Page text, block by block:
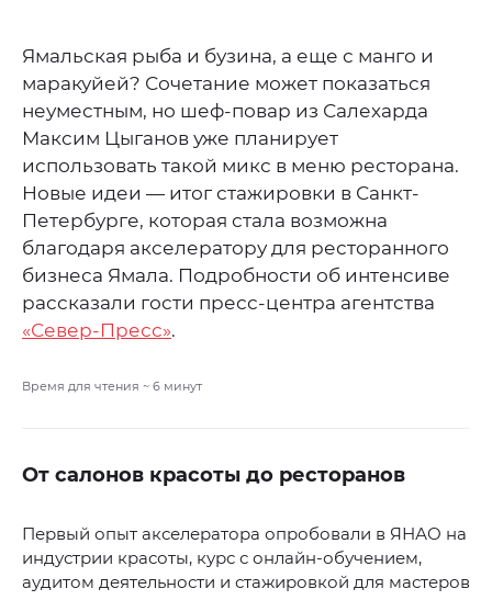
Ямальская рыба и бузина, а еще с манго и
маракуйей? Сочетание может показаться
неуместным, но шеф-повар из Салехарда
Максим Цыганов уже планирует
использовать такой микс в меню ресторана.
Новые идеи — итог стажировки в Санкт-
Петербурге, которая стала возможна
благодаря акселератору для ресторанного
бизнеса Ямала. Подробности об интенсиве
рассказали гости пресс-центра агентства
«Север-Пресс».
Время для чтения ~ 6 минут
От салонов красоты до ресторанов
Первый опыт акселератора опробовали в ЯНАО на
индустрии красоты, курс с онлайн-обучением,
аудитом деятельности и стажировкой для мастеров